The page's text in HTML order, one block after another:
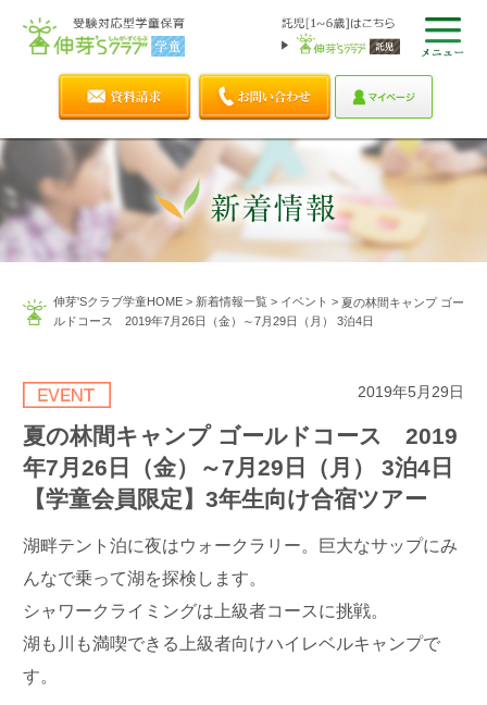
伸芽'Sクラブ学童HOME> 新着情報一覧> イベント > 夏の林間キャンプ ゴー
ルドコース 2019年7月26日（金）～7月29日（月） 3泊4日
2019年5月29日
夏の林間キャンプ ゴールドコース 2019
年7月26日（金）～7月29日（月） 3泊4日
【学童会員限定】3年生向け合宿ツアー
湖畔テント泊に夜はウォークラリー。巨大なサップにみ
んなで乗って湖を探検します。
シャワークライミングは上級者コースに挑戦。
湖も川も満喫できる上級者向けハイレベルキャンプで
す。